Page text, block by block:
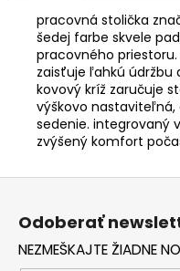
pracovná stolička
šedej farbe skvele
pracovného
zaisťuje ľahkú údržbu
kovový kríž zaručuje
výškovo
sedenie. integrovaný
zvýšený komfort
Z
Odoberať
NEZMEŠKAJTE ŽIADNE